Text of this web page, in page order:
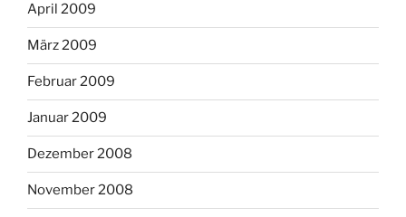
April 2009
März 2009
Februar 2009
Januar 2009
Dezember 2008
November 2008